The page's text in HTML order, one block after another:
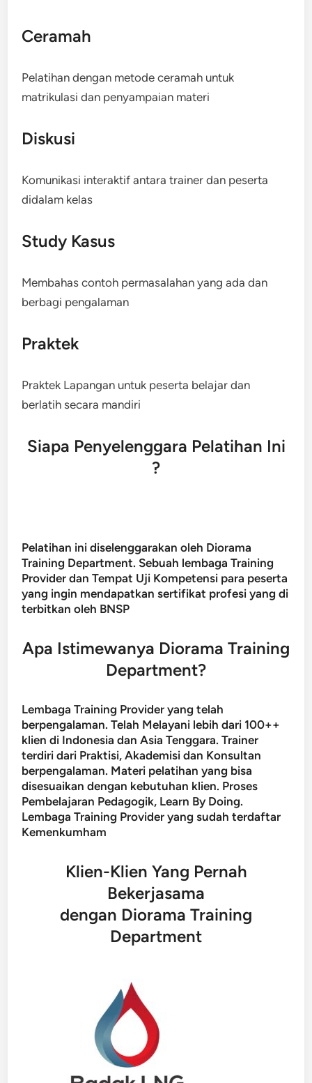
Ceramah
Pelatihan dengan metode ceramah untuk
matrikulasi dan penyampaian materi
Diskusi
Komunikasi interaktif antara trainer dan peserta
didalam kelas
Study Kasus
Membahas contoh permasalahan yang ada dan
berbagi pengalaman
Praktek
Praktek Lapangan untuk peserta belajar dan
berlatih secara mandiri
Siapa Penyelenggara Pelatihan Ini
?
Pelatihan ini diselenggarakan oleh Diorama
Training Department. Sebuah lembaga Training
Provider dan Tempat Uji Kompetensi para peserta
yang ingin mendapatkan sertifikat profesi yang di
terbitkan oleh BNSP
Apa Istimewanya Diorama Training
Department?
Lembaga Training Provider yang telah
berpengalaman. Telah Melayani lebih dari 100++
klien di Indonesia dan Asia Tenggara. Trainer
terdiri dari Praktisi, Akademisi dan Konsultan
berpengalaman. Materi pelatihan yang bisa
disesuaikan dengan kebutuhan klien. Proses
Pembelajaran Pedagogik, Learn By Doing.
Lembaga Training Provider yang sudah terdaftar
Kemenkumham
Klien-Klien Yang Pernah
Bekerjasama
dengan Diorama Training
Department